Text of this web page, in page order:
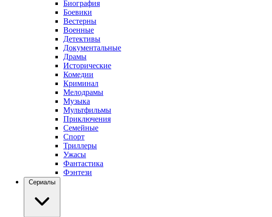
Биография
Боевики
Вестерны
Военные
Детективы
Документальные
Драмы
Исторические
Комедии
Криминал
Мелодрамы
Музыка
Мультфильмы
Приключения
Семейные
Спорт
Триллеры
Ужасы
Фантастика
Фэнтези
Сериалы